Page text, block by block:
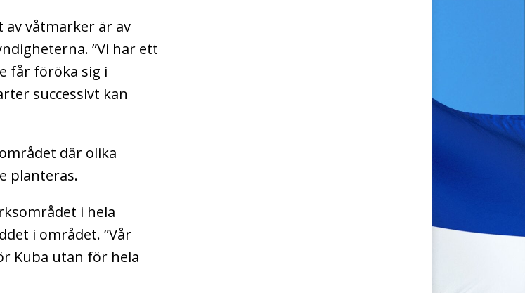
av våtmarker är av
”Vi har ett
får föröka sig i
successivt kan
där olika
planteras.
i hela
i området. ”Vår
Kuba utan för hela